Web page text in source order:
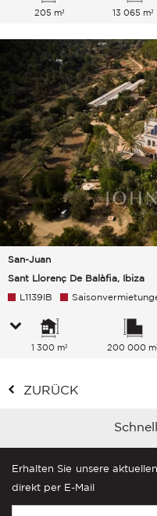
205 m² 13 065 m²
San-Juan
Sant Llorenç De Balàfia, Ibiza
L1139IB
1 300 m² 200 000
ZURÜCK
Erhalten Sie unsere
direkt per E-Mail